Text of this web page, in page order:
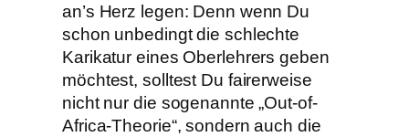
an’s Herz legen: Denn wenn Du
schon unbedingt die schlechte
Karikatur eines Oberlehrers geben
möchtest, solltest Du fairerweise
nicht nur die sogenannte „Out-of-
Africa-Theorie“, sondern auch die